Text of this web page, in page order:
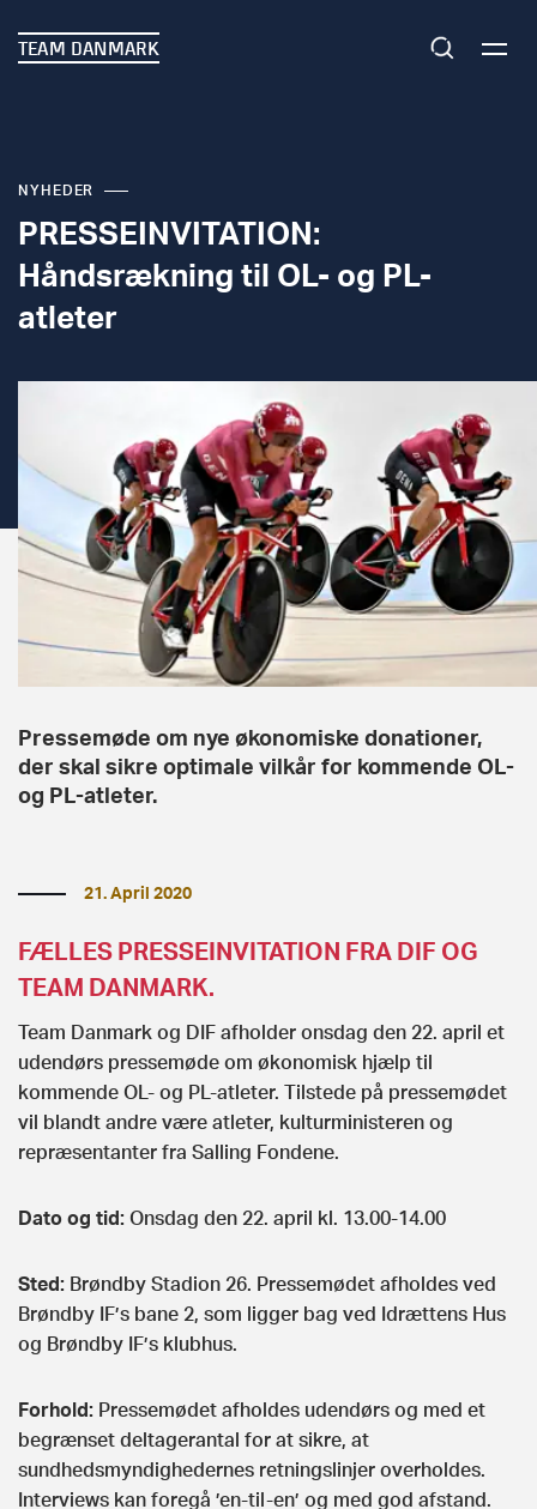
TEAM DANMARK
NYHEDER
PRESSEINVITATION:
Håndsrækning til OL- og PL-
atleter
Pressemøde om nye økonomiske donationer,
der skal sikre optimale vilkår for kommende OL-
og PL-atleter.
21. April 2020
FÆLLES PRESSEINVITATION FRA DIF OG
TEAM DANMARK.
Team Danmark og DIF afholder onsdag den 22. april et
udendørs pressemøde om økonomisk hjælp til
kommende OL- og PL-atleter. Tilstede på pressemødet
vil blandt andre være atleter, kulturministeren og
repræsentanter fra Salling Fondene.
Dato og tid:Onsdag den 22. april kl. 13.00-14.00
Sted: Brøndby Stadion 26. Pressemødet afholdes ved
Brøndby IF’s bane 2, som ligger bag ved Idrættens Hus
og Brøndby IF’s klubhus.
Forhold: Pressemødet afholdes udendørs og med et
begrænset deltagerantal for at sikre, at
sundhedsmyndighedernes retningslinjer overholdes.
Interviews kan foregå ’en-til-en’ og med god afstand.